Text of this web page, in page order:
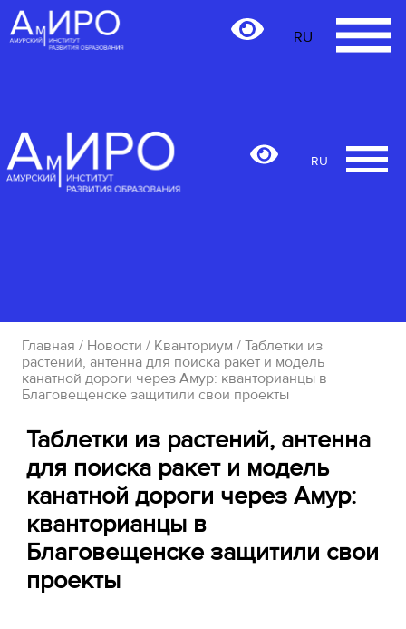
RU
RU
Главная / Новости / Кванториум / Таблетки из
растений, антенна для поиска ракет и модель
канатной дороги через Амур: кванторианцы в
Благовещенске защитили свои проекты
Таблетки из растений, антенна
для поиска ракет и модель
канатной дороги через Амур:
кванторианцы в
Благовещенске защитили свои
проекты